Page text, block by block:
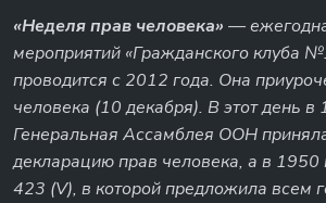
«Неделя прав человека» —
мероприятий «Гражданского клуба
проводится с 2012 года. Она
человека (10 декабря). В этот день в
Генеральная Ассамблея ООН
декларацию прав человека, а в
423 (V), в которой предложила всем